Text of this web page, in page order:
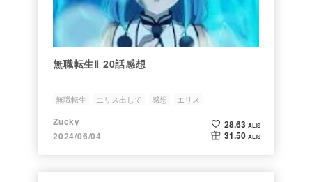
無職転生Ⅱ 20話感想
無職転生 エリス出して 感想 エリス
Zucky
2024/06/04
28.63 ALIS
31.50 ALIS